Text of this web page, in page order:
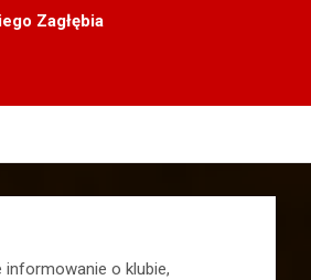
Zagłębia
o klubie,